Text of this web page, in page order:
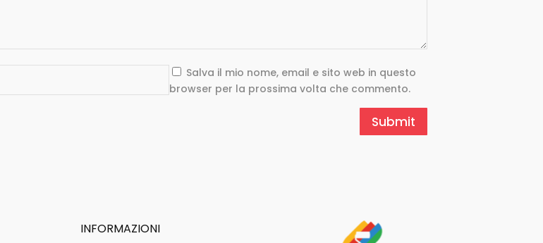
Salva il mio nome, email e sito web in questo
browser per la prossima volta che commento.
INFORMAZIONI